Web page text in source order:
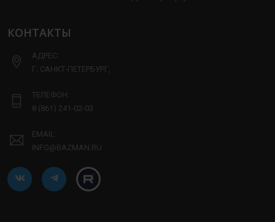
КОНТАКТЫ
АДРЕС:
Г. САНКТ-ПЕТЕРБУРГ,
ТЕЛЕФОН:
8 (861) 241-02-03
EMAIL:
INFO@BAZMAN.RU